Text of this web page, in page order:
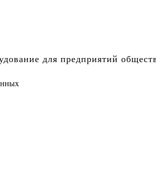
для предприятий